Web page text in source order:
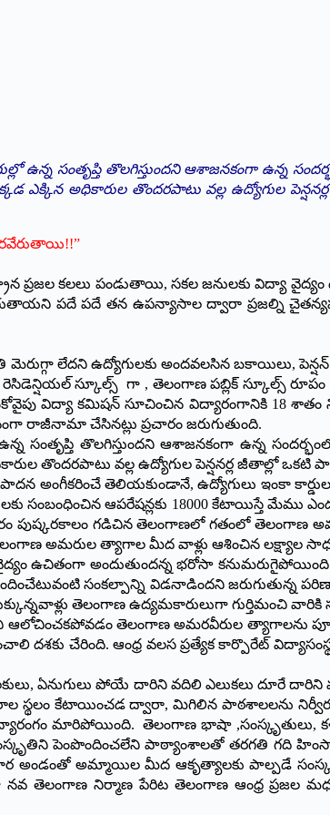
ఉన్న సంతృప్తి తొలగిస్తుందని ఆశాజనకంగా ఉన్న
ఎక్కిన అధికారుల తొందరపాటు వల్ల ఉద్యోగుల
ప్రజల కలలు పండుతాయి, సకల జనులకు విద్యా
పదే పదే తన ఉపన్యాసాల ద్వారా ప్రజల్ని
మెరుగ్గా లేదని ఉద్యోగులకు అందవలసిన బకాయిలు,
స్కూల్స్ గా , తెలంగాణ పబ్లిక్ స్కూల్స్ రూపం
విద్యా కమిషన్ సూచించిన విద్యారంగానికి 18
రాజీనామా చేసినట్లు ప్రచారం జరుగుతుంది.
సంతృప్తి తొలగిస్తుందని ఆశాజనకంగా ఉన్న
తొందరపాటు వల్ల ఉద్యోగుల పెన్షనర్ల జీతాల్లో
అంగీకరించే తెలియకుండానే, ఉద్యోగులు ఇంకా
సంబంధించిన ఆపరేషన్లకు 18000 కేటాయిస్తే
గడిచిన తెలంగాణలో గతంలో తెలంగాణ
అమరుల త్యాగాల మీద వాళ్లు ఆశించిన లక్ష్యాల
అందుతుందన్న భరోసా కనుమరుగైపోయింది.
అందించేటువంటి సంకల్పాన్ని విడనాడిందని
తెలంగాణ ఉద్యమకారులుగా గుర్తిమంచి
ఆలోచించకపోవడం తెలంగాణ అమరవీరుల త్యాగాలను
దశకు చేరింది. ఆంధ్ర వలస ప్రత్యేక కార్పొరేట్
ఏనుగులు పోయే దారిని వదిలి ఎలుకలు దూరే
స్థలం కేటాయించడ ద్వారా, మిగిలిన పాఠశాలలను
మారిపోయింది. తెలంగాణ భాషా ,సంస్కృతులు,
పెంపొందించలేని పాఠ్యాంశాలతో తరగతి గది
అండంతో అమ్మాయిల మీద ఆకృత్యాలకు పాల్పడే
తెలంగాణ నిర్మాణ పేరిట తెలంగాణ ఆంధ్ర ప్రజల